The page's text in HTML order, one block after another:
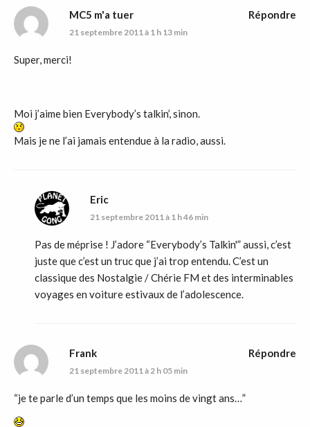
MC5 m'a tuer
21 septembre 2011 à 1 h 13 min
Super, merci!
Moi j’aime bien Everybody’s talkin’, sinon.
Mais je ne l’ai jamais entendue à la radio, aussi.
Répondre
Eric
21 septembre 2011 à 1 h 46 min
Pas de méprise ! J’adore “Everybody’s Talkin'” aussi, c’est
juste que c’est un truc que j’ai trop entendu. C’est un
classique des Nostalgie / Chérie FM et des interminables
voyages en voiture estivaux de l’adolescence.
Frank
21 septembre 2011 à 2 h 05 min
“je te parle d’un temps que les moins de vingt ans…”
Répondre